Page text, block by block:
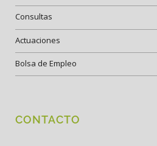
Consultas
Actuaciones
Bolsa de Empleo
CONTACTO